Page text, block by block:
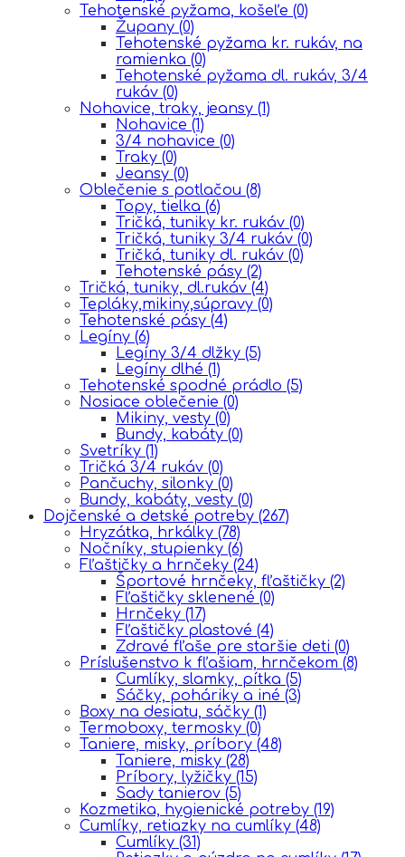
Tehotenské pyžama, košeľe (0)
Župany (0)
Tehotenské pyžama kr. rukáv, na
ramienka (0)
Tehotenské pyžama dl. rukáv, 3/4
rukáv (0)
Nohavice, traky, jeansy (1)
Nohavice (1)
3/4 nohavice (0)
Traky (0)
Jeansy (0)
Oblečenie s potlačou (8)
Topy, tielka (6)
Tričká, tuniky kr. rukáv (0)
Tričká, tuniky 3/4 rukáv (0)
Tričká, tuniky dl. rukáv (0)
Tehotenské pásy (2)
Tričká, tuniky, dl.rukáv (4)
Tepláky,mikiny,súpravy (0)
Tehotenské pásy (4)
Legíny (6)
Legíny 3/4 dlžky (5)
Legíny dlhé (1)
Tehotenské spodné prádlo (5)
Nosiace oblečenie (0)
Mikiny, vesty (0)
Bundy, kabáty (0)
Svetríky (1)
Tričká 3/4 rukáv (0)
Pančuchy, silonky (0)
Bundy, kabáty, vesty (0)
Dojčenské a detské potreby (267)
Hryzátka, hrkálky (78)
Nočníky, stupienky (6)
Fľaštičky a hrnčeky (24)
Športové hrnčeky, fľaštičky (2)
Fľaštičky sklenené (0)
Hrnčeky (17)
Fľaštičky plastové (4)
Zdravé fľaše pre staršie deti (0)
Príslušenstvo k fľašiam, hrnčekom (8)
Cumlíky, slamky, pítka (5)
Sáčky, poháriky a iné (3)
Boxy na desiatu, sáčky (1)
Termoboxy, termosky (0)
Taniere, misky, príbory (48)
Taniere, misky (28)
Príbory, lyžičky (15)
Sady tanierov (5)
Kozmetika, hygienické potreby (19)
Cumlíky, retiazky na cumlíky (48)
Cumlíky (31)